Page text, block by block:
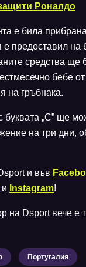
Роналдо
е била
е предоставил на
средства ще
бебе
на гръбнака.
буквата „C” ще
на три дни,
и във
и Instagram!
на Dsport вече е
Португалия